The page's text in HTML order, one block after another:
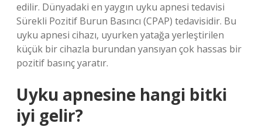
edilir. Dünyadaki en yaygın uyku apnesi tedavisi
Sürekli Pozitif Burun Basıncı (CPAP) tedavisidir. Bu
uyku apnesi cihazı, uyurken yatağa yerleştirilen
küçük bir cihazla burundan yansıyan çok hassas bir
pozitif basınç yaratır.
Uyku apnesine hangi bitki
iyi gelir?